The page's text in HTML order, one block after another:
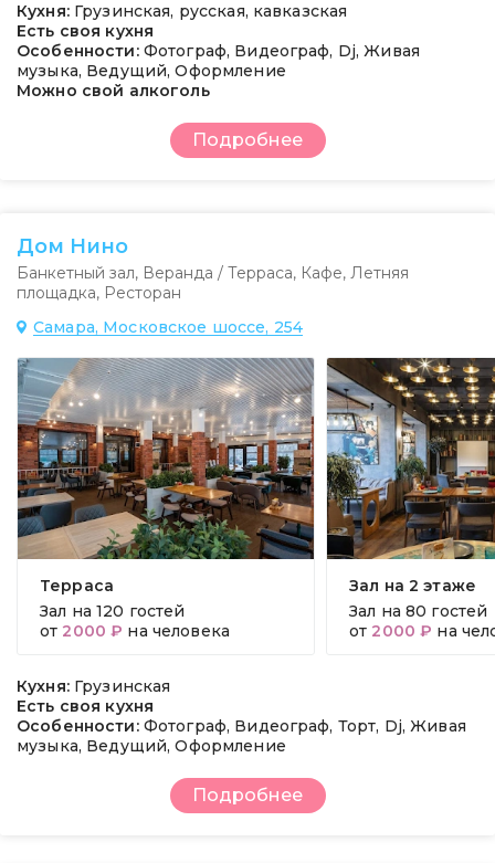
Кухня: Грузинская, русская, кавказская
Есть своя кухня
Особенности: Фотограф, Видеограф, Dj, Живая
музыка, Ведущий, Оформление
Можно свой алкоголь
Подробнее
Дом Нино
Банкетный зал, Веранда / Терраса, Кафе, Летняя
площадка, Ресторан
Самара, Московское шоссе, 254
Терраса
Зал на 120 гостей
от 2000 ₽ на человека
Зал на 2 этаже
Зал на 80 гостей
от 2000 ₽ на
Кухня: Грузинская
Есть своя кухня
Особенности: Фотограф, Видеограф, Торт, Dj, Живая
музыка, Ведущий, Оформление
Подробнее